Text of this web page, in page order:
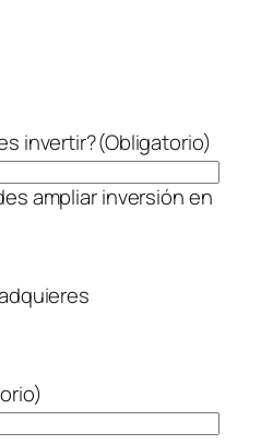
invertir?(Obligatorio)
ampliar inversión en